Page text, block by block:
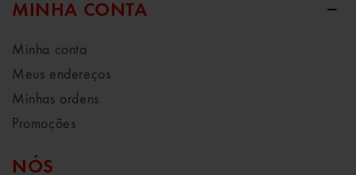
MINHA CONTA
Minha conta
Meus endereços
Minhas ordens
Promoções
NÓS